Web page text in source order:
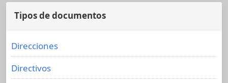
Tipos de documentos
Direcciones
Directivos